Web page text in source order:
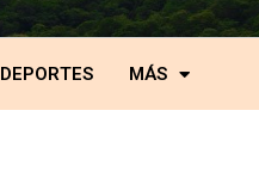
DEPORTES MÁS